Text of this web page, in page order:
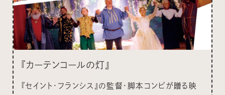
『カーテンコールの灯』
『セイント・フランシス』の監督・脚本コンビが贈る映